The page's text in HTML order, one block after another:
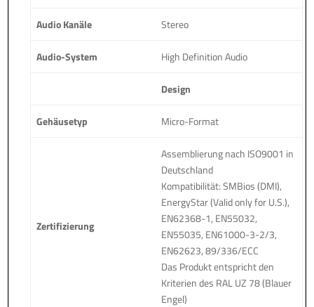
Audio Kanäle Stereo
Audio-System High Definition Audio
Design
Gehäusetyp Micro-Format
Zertifizierung
Assemblierung nach ISO9001 in
Deutschland
Kompatibilität: SMBios (DMI),
EnergyStar (Valid only for U.S.),
EN62368-1, EN55032,
EN55035, EN61000-3-2/3,
EN62623, 89/336/ECC
Das Produkt entspricht den
Kriterien des RAL UZ 78 (Blauer
Engel)